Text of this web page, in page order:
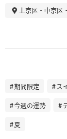
上京区・中京区
期間限定 ス
今週の運勢
夏